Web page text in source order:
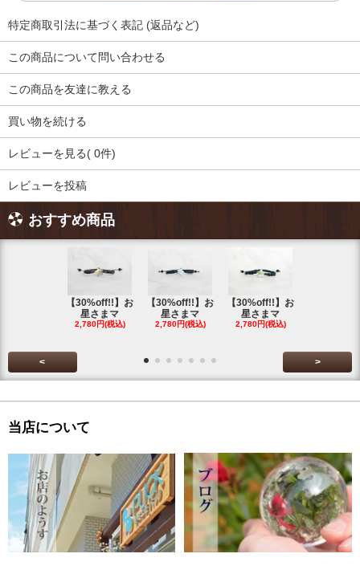
特定商取引法に基づく表記 (返品など)
この商品について問い合わせる
この商品を友達に教える
買い物を続ける
レビューを見る( 0件)
レビューを投稿
おすすめ商品
【30%off!!】お
星さまマ
2,780円(税込)
【30%off!!】お
星さまマ
2,780円(税込)
【30%off!!】お
星さまマ
2,780円(税込)
< >
当店について